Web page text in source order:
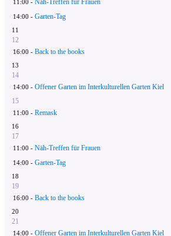
11:00 - Näh-Treffen für Frauen
14:00 - Garten-Tag
11
12
16:00 - Back to the books
13
14
14:00 - Offener Garten im Interkulturellen Garten Kiel
15
11:00 - Remask
16
17
11:00 - Näh-Treffen für Frauen
14:00 - Garten-Tag
18
19
16:00 - Back to the books
20
21
14:00 - Offener Garten im Interkulturellen Garten Kiel